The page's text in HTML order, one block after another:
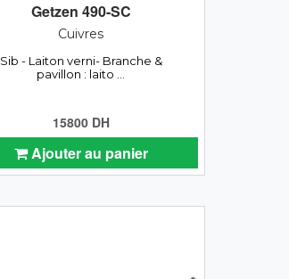
Getzen 490-SC
Cuivres
Sib - Laiton verni- Branche &
pavillon : laito ...
15800 DH
Ajouter au panier